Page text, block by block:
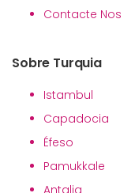
Contacte Nos
Sobre Turquia
Istambul
Capadocia
Éfeso
Pamukkale